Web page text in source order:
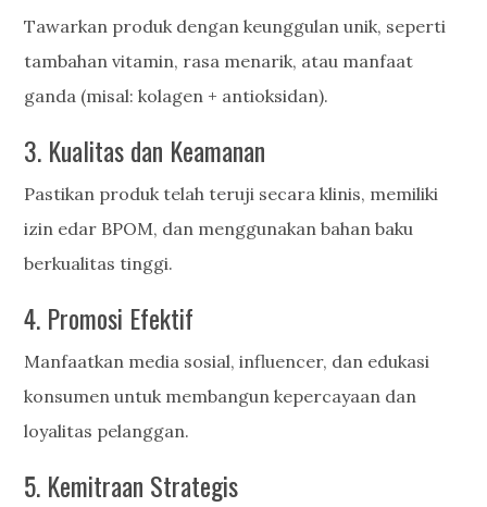
Tawarkan produk dengan keunggulan unik, seperti
tambahan vitamin, rasa menarik, atau manfaat
ganda (misal: kolagen + antioksidan).
3. Kualitas dan Keamanan
Pastikan produk telah teruji secara klinis, memiliki
izin edar BPOM, dan menggunakan bahan baku
berkualitas tinggi.
4. Promosi Efektif
Manfaatkan media sosial, influencer, dan edukasi
konsumen untuk membangun kepercayaan dan
loyalitas pelanggan.
5. Kemitraan Strategis